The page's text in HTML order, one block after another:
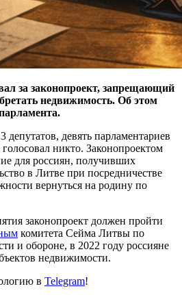
за законопроект, запрещающий
недвижимость. Об этом
девять парламентариев
никто. Законопроектом
для россиян, получивших
в Литве при посредничестве
вернуться на родину по
законопроект должен пройти
комитета Сейма Литвы по
и обороне, в 2022 году россияне
недвижимости.
в Telegram!